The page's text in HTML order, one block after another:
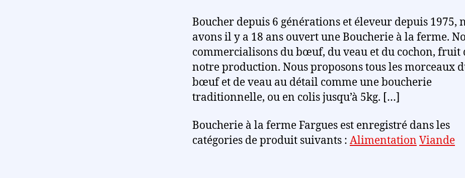
Boucher depuis 6 générations et éleveur depuis 1975,
avons il y a 18 ans ouvert une Boucherie à la ferme.
commercialisons du bœuf, du veau et du cochon, fruit
notre production. Nous proposons tous les morceaux
bœuf et de veau au détail comme une boucherie
traditionnelle, ou en colis jusqu’à 5kg. […]
Boucherie à la ferme Fargues est enregistré dans les
catégories de produit suivants : Alimentation Viande